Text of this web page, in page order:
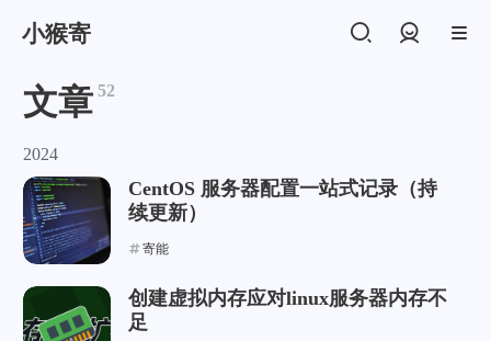
小猴寄
文章 52
2024
CentOS 服务器配置一站式记录（持
续更新）
寄能
创建虚拟内存应对linux服务器内存不
足